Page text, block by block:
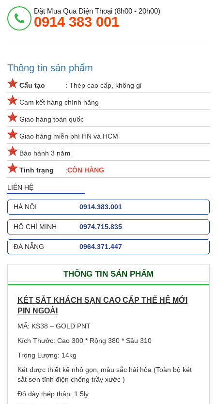
Đặt Mua Qua Điện Thoại (8h00 - 20h00)
0914 383 001
Thông tin sản phẩm
Cấu tạo : Thép cao cấp, không gỉ
Cam kết hàng chính hãng
Giao hàng toàn quốc
Giao hàng miễn phí HN và HCM
Bảo hành 3 năm
Tinh trạng :CÒN HÀNG
LIÊN HỆ
HÀ NỘI 0914.383.001
HỒ CHÍ MINH 0974.715.835
ĐÀ NẴNG 0964.371.447
THÔNG TIN SẢN PHẨM
KÉT SẮT KHÁCH SẠN CAO CẤP THẾ HỆ MỚI
PIN NGOÀI
MÃ: KS38 – GOLD PNT
Kích Thước: Cao 300 * Rộng 380 * Sâu 310
Trọng Lượng: 14kg
Két được thiết kế nhỏ gọn, màu sắc hài hòa (Toàn bộ két
sắt sơn tĩnh điện chống trầy xước )
Độ dày thép thân: 1.5ly